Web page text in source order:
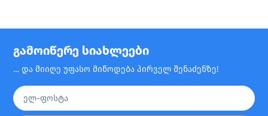
გამოიწერე სიახლეები
… და მიიღე უფასო მიწოდება პირველ შენაძენზე!